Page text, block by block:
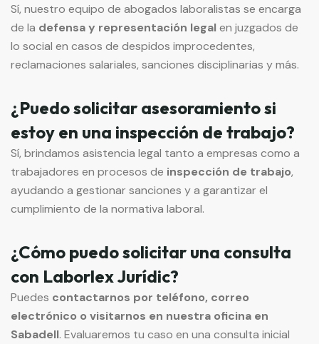
Sí, nuestro equipo de abogados laboralistas se encarga
de la defensa y representación legalen juzgados de
lo social en casos de despidos improcedentes,
reclamaciones salariales, sanciones disciplinarias y más.
¿Puedo solicitar asesoramiento si
estoy en una inspección de trabajo?
Sí, brindamos asistencia legal tanto a empresas como a
trabajadores en procesos de inspección de trabajo,
ayudando a gestionar sanciones y a garantizar el
cumplimiento de la normativa laboral.
¿Cómo puedo solicitar una consulta
con Laborlex Jurídic?
Puedes contactarnos por teléfono, correo
electrónico o visitarnos en nuestra oficina en
Sabadell. Evaluaremos tu caso en una consulta inicial